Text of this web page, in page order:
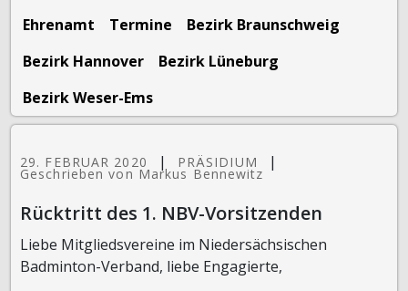
Ehrenamt
Termine
Bezirk Braunschweig
Bezirk Hannover
Bezirk Lüneburg
Bezirk Weser-Ems
29. FEBRUAR 2020 | PRÄSIDIUM |
Geschrieben von Markus Bennewitz
Rücktritt des 1. NBV-Vorsitzenden
Liebe Mitgliedsvereine im Niedersächsischen
Badminton-Verband, liebe Engagierte,